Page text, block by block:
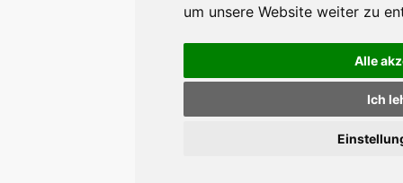
um unsere Website weiter zu
Alle
Ich